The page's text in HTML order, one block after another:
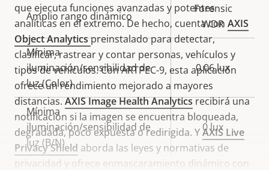
que ejecuta funciones avanzadas y potentes
analíticas en el extremo. De hecho, cuenta con AXIS
Object Analyticspreinstalado para detectar,
clasificar, rastrear y contar personas, vehículos y
tipos de vehículos. Con ARTPEC-9, esta aplicación
ofrece un rendimiento mejorado a mayores
distancias.AXIS Image Health Analyticsrecibirá una
notificación si la imagen se encuentra bloqueada,
degradada, poco expuesta o redirigida. YAXIS Live
Privacy Shield aborda las leyes y normativas de
privacidad y ofrece enmascaramiento dinámico con
Amplio rango dinámico
Forensic
WDR
Mínima
iluminación/sensibilidad de
luz (Color)
0.06 lux
Mínima
iluminación/sensibilidad de
luz (B/N)
0 lux